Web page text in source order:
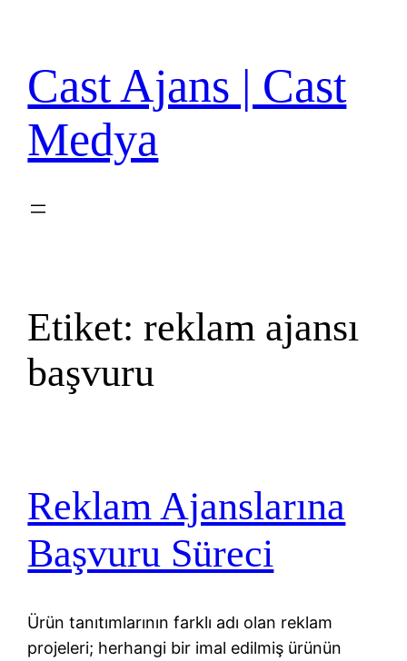
Cast Ajans | Cast
Medya
Etiket:reklam ajansı
başvuru
Reklam Ajanslarına
Başvuru Süreci
Ürün tanıtımlarının farklı adı olan reklam
projeleri; herhangi bir imal edilmiş ürünün